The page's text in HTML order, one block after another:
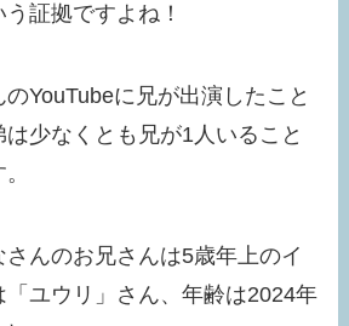
証拠ですよね！
YouTubeに兄が出演したこと
少なくとも兄が1人いること
んのお兄さんは5歳年上のイ
ユウリ」さん、年齢は2024年